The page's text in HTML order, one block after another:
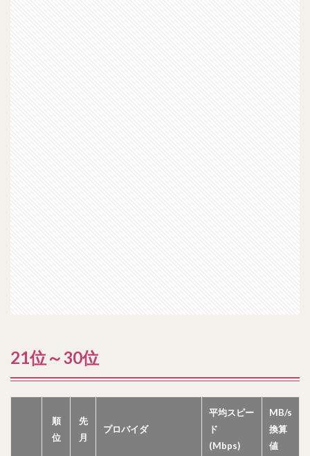
21位～30位
順
位
先
月
プロバイダ
平均スピー
ド
(Mbps)
MB/s
換算
値